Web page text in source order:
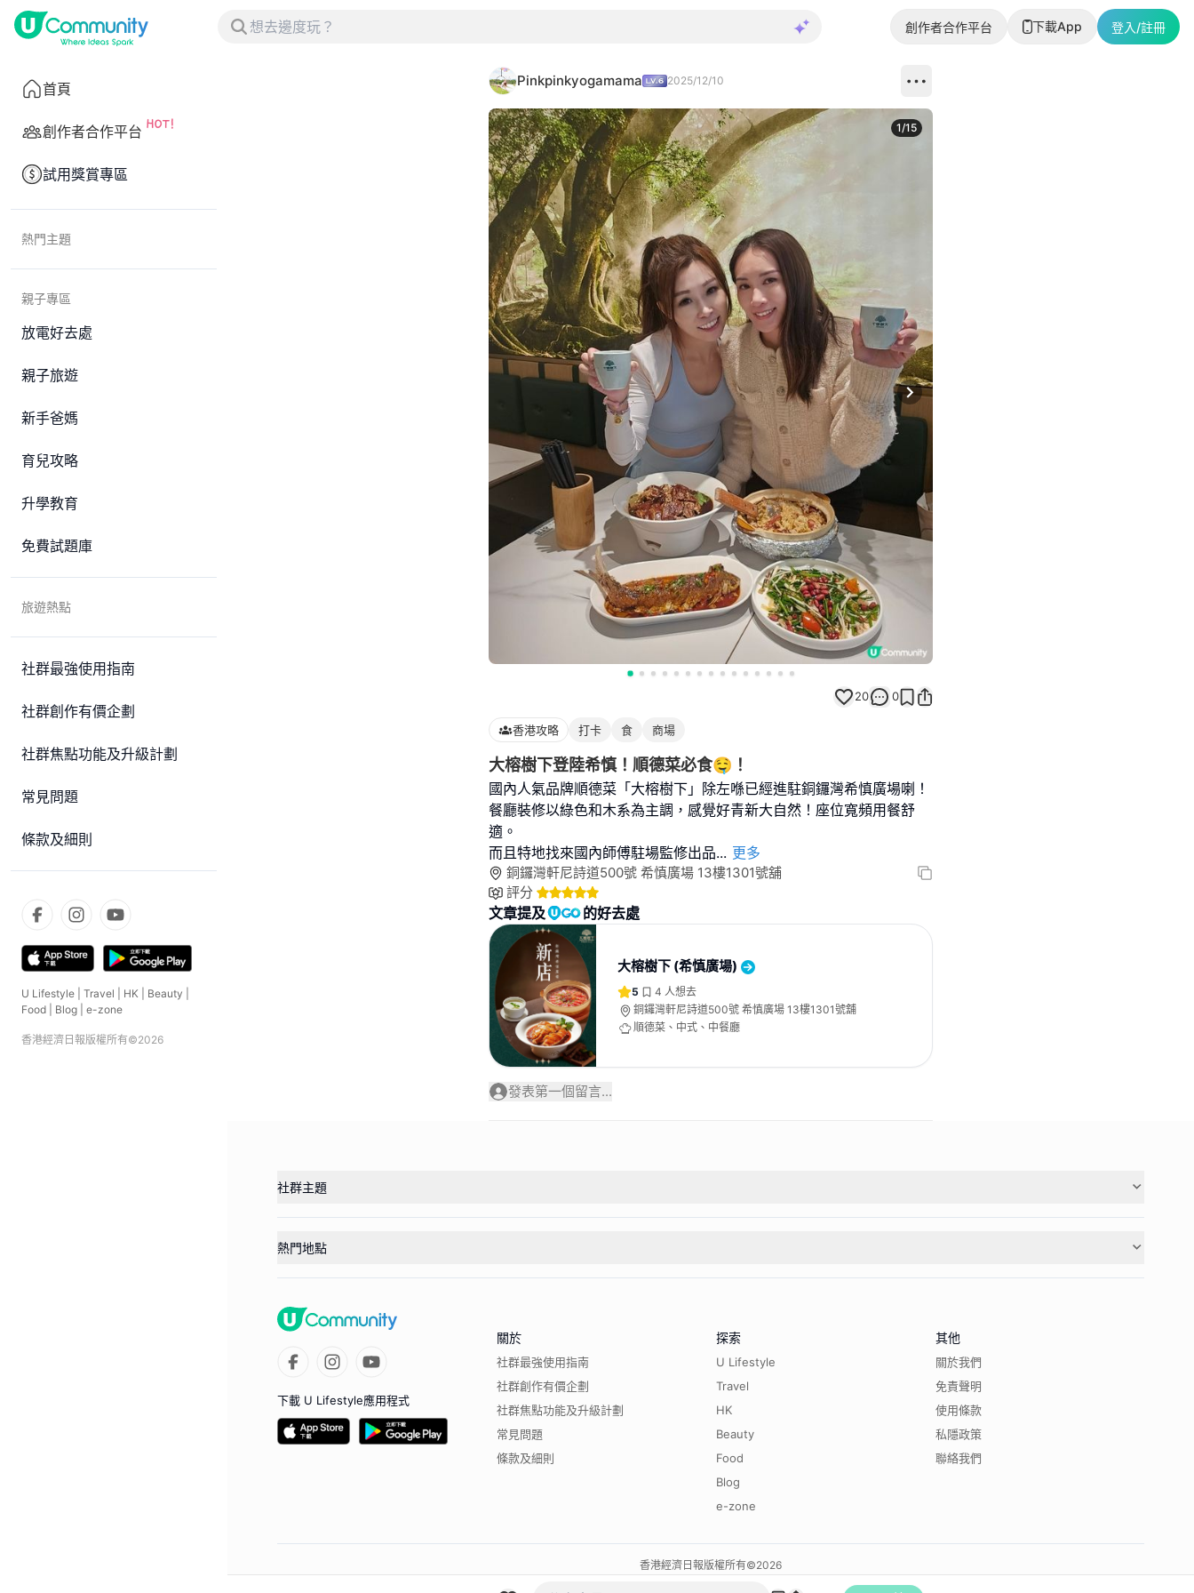
創作者合作平台 下載App 登入/註冊
首頁
創作者合作平台
試用獎賞專區
熱門主題
親子專區
放電好去處
親子旅遊
新手爸媽
育兒攻略
升學教育
免費試題庫
旅遊熱點
社群最強使用指南
社群創作有價企劃
社群焦點功能及升級計劃
常見問題
條款及細則
U Lifestyle Travel HK Beauty
Food
Blog e-zone
香港經濟日報版權所有©2026
Pinkpinkyogamama 2025/12/10
Next slide
1/15
20 0
香港攻略 打卡 食 商場
大榕樹下登陸希慎！順德菜必食🤤！
國內人氣品牌順德菜「大榕樹下」除左喺已經進駐銅鑼灣希慎廣場喇！
餐廳裝修以綠色和木系為主調，感覺好青新大自然！座位寬頻用餐舒
適。
而且特地找來國內師傅駐場監修出品... 更多
銅鑼灣軒尼詩道500號 希慎廣場 13樓1301號舖
評分
文章提及 的好去處
大榕樹下 (希慎廣場)
5 4 人想去
銅鑼灣軒尼詩道500號 希慎廣場 13樓1301號舖
順德菜、中式、中餐廳
發表第一個留言...
社群主題
熱門地點
下載 U Lifestyle應用程式
關於
社群最強使用指南
社群創作有價企劃
社群焦點功能及升級計劃
常見問題
條款及細則
探索
U Lifestyle
Travel
HK
Beauty
Food
Blog
e-zone
其他
關於我們
免責聲明
使用條款
私隱政策
聯絡我們
香港經濟日報版權所有©2026